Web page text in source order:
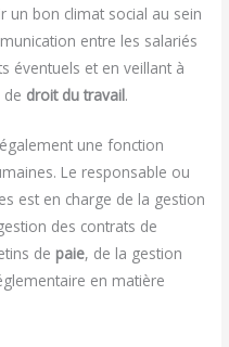
un bon climat social au sein
entre les salariés
éventuels et en veillant à
de droit du travail.
une fonction
Le responsable ou
est en charge de la gestion
des contrats de
de paie, de la gestion
en matière